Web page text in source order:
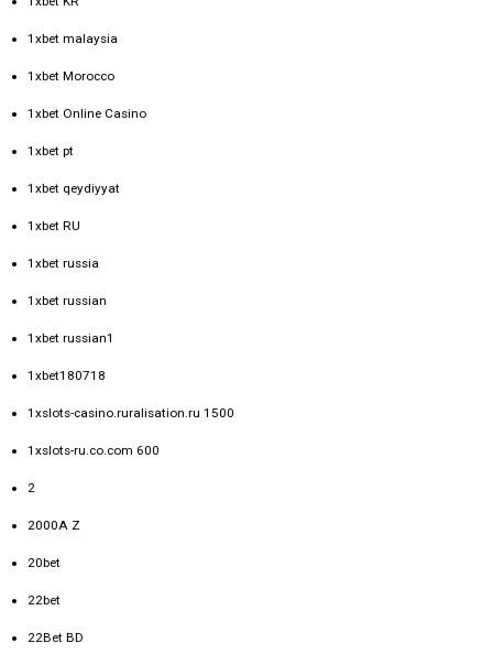
1xbet malaysia
1xbet Morocco
1xbet Online Casino
1xbet pt
1xbet qeydiyyat
1xbet RU
1xbet russia
1xbet russian
1xbet russian1
1xbet180718
1xslots-casino.ruralisation.ru 1500
1xslots-ru.co.com 600
2
2000A Z
20bet
22bet
22Bet BD